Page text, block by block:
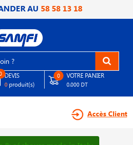
AU 58 58 13 18
DEVIS
0 produit(s)
0 VOTRE PANIER
0.000 DT
Accès Client